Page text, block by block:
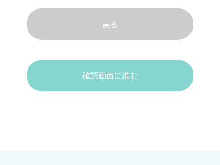
戻る
確認画面に進む